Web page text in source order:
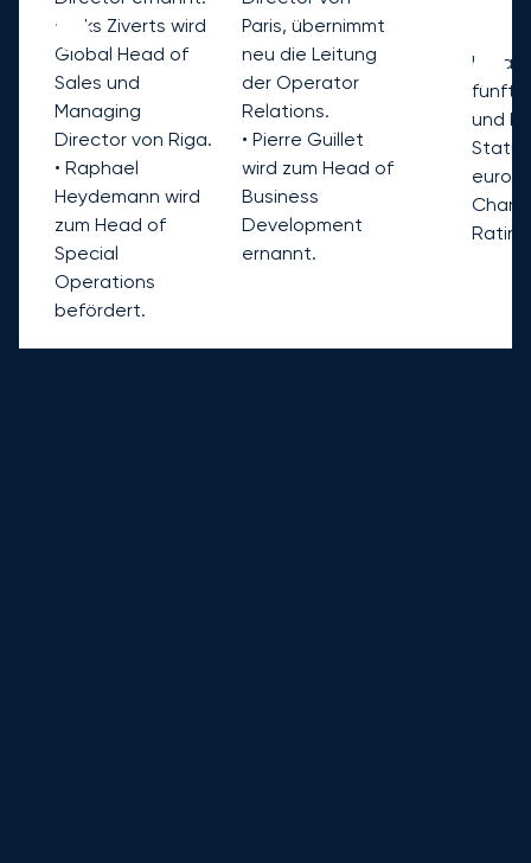
• Eriks Ziverts wird
Global Head of
Sales und
Managing
Director von Riga.
• Raphael
Heydemann wird
zum Head of
Special
Operations
befördert.
Paris, übernimmt
neu die Leitung
der Operator
Relations.
• Pierre Guillet
wird zum Head of
Business
Development
ernannt.
fünfte
und